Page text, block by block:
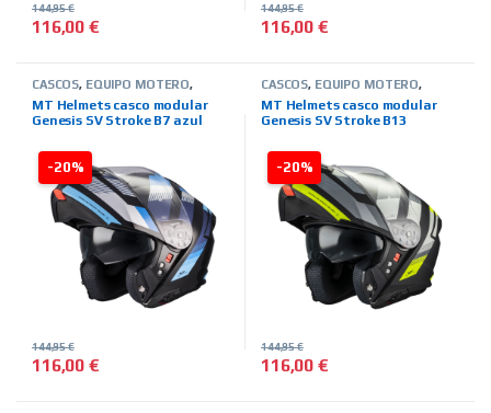
116,00€
144,95€
Este producto tiene múltiples variantes. Las opciones se
116,00€
144,95€
Este producto tiene múltiples
-20%
CASCOS, EQUIPO MOTERO,
HELMETS,TIENDA ON LINE
MT Helmets casco modular
Genesis SV Stroke B7 azul
116,00€
144,95€
Este producto tiene múltiples variantes. Las opciones se
-20%
CASCOS, EQUIPO MOTERO,
HELMETS,TIENDA ON LINE
MT Helmets casco modular
Genesis SV Stroke B13
116,00€
144,95€
Este producto tiene múltiples